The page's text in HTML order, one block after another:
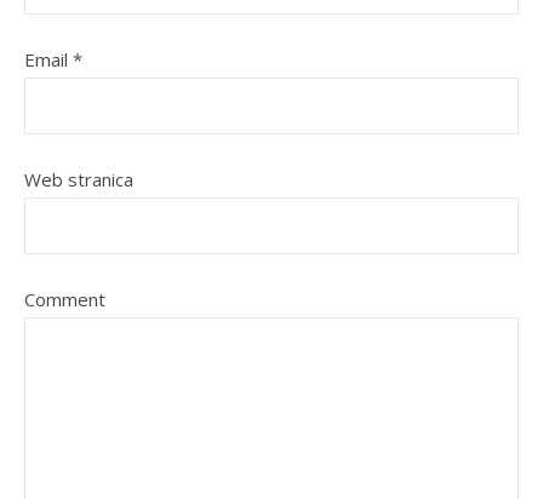
Email *
Web stranica
Comment